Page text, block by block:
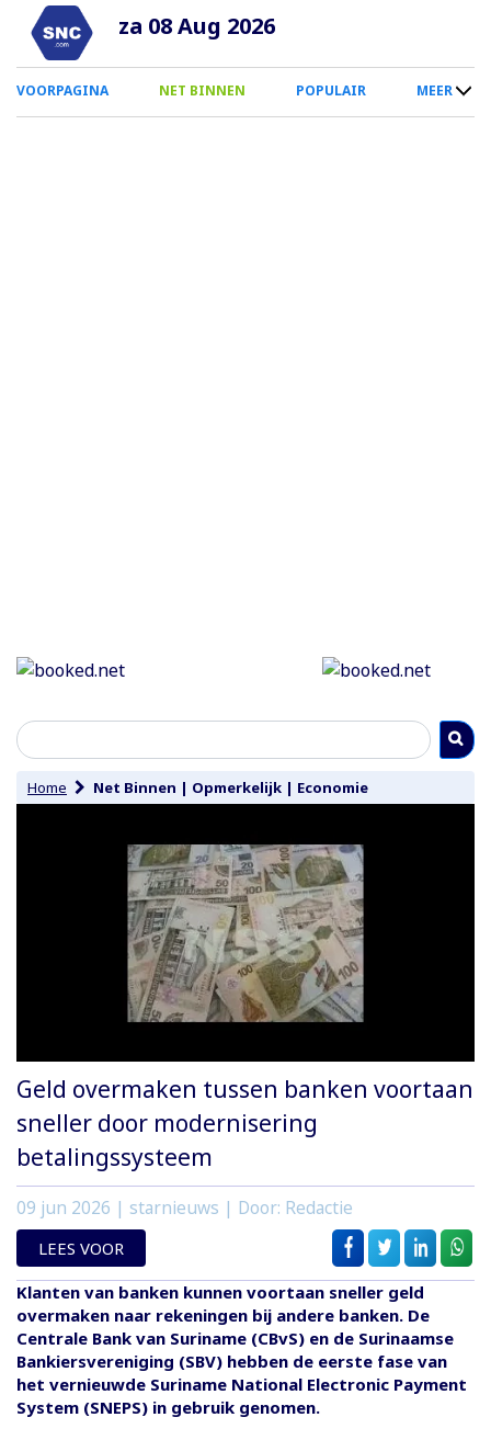
Overslaan
naar
inhoud
za 08 Aug 2026
0
Smartphone
VOORPAGINA NET BINNEN POPULAIR MEER
Home Net Binnen | Opmerkelijk | Economie
Geld overmaken tussen banken voortaan
sneller door modernisering
betalingssysteem
09 jun 2026 | starnieuws | Door: Redactie
LEES VOOR
Klanten van banken kunnen voortaan sneller geld
overmaken naar rekeningen bij andere banken. De
Centrale Bank van Suriname (CBvS) en de Surinaamse
Bankiersvereniging (SBV) hebben de eerste fase van
het vernieuwde Suriname National Electronic Payment
System (SNEPS) in gebruik genomen.